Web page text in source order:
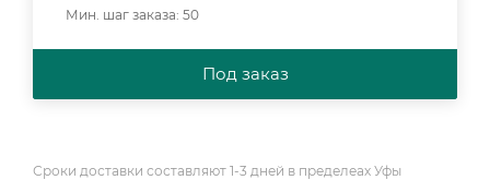
Мин. шаг заказа: 50
Под заказ
Сроки доставки составляют 1-3 дней в пределеах Уфы